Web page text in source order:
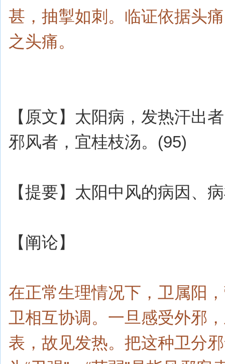
甚，抽掣如刺。临证依据头
之头痛。
【原文】太阳病，发热汗出
邪风者，宜桂枝汤。(95)
【提要】太阳中风的病因、
【阐论】
在正常生理情况下，卫属阳
卫相互协调。一旦感受外邪
表，故见发热。把这种卫分